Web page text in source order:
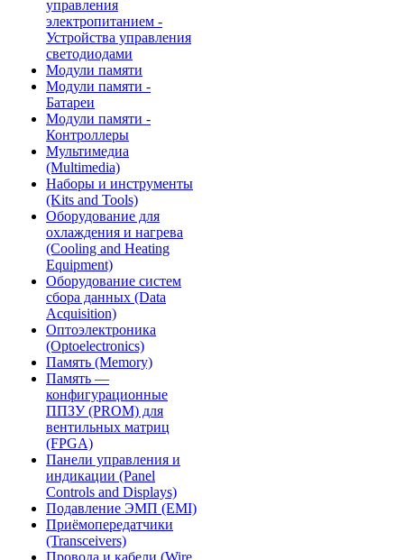
управления
электропитанием -
Устройства управления
светодиодами
Модули памяти
Модули памяти -
Батареи
Модули памяти -
Контроллеры
Мультимедиа
(Multimedia)
Наборы и инструменты
(Kits and Tools)
Оборудование для
охлаждения и нагрева
(Cooling and Heating
Equipment)
Оборудование систем
сбора данных (Data
Acquisition)
Оптоэлектроника
(Optoelectronics)
Память (Memory)
Память —
конфигурационные
ППЗУ (PROM) для
вентильных матриц
(FPGA)
Панели управления и
индикации (Panel
Controls and Displays)
Подавление ЭМП (EMI)
Приёмопередатчики
(Transceivers)
Провода и кабели (Wire